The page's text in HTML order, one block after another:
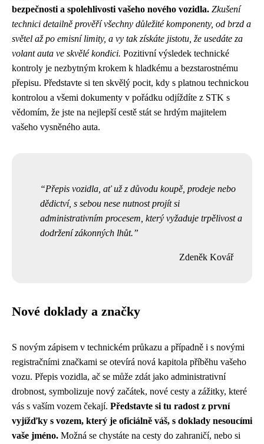
bezpečnosti a spolehlivosti vašeho nového vozidla. Zkušení
technici detailně prověří všechny důležité komponenty, od brzd a
světel až po emisní limity, a vy tak získáte jistotu, že usedáte za
volant auta ve skvělé kondici. Pozitivní výsledek technické
kontroly je nezbytným krokem k hladkému a bezstarostnému
přepisu. Představte si ten skvělý pocit, kdy s platnou technickou
kontrolou a všemi dokumenty v pořádku odjíždíte z STK s
vědomím, že jste na nejlepší cestě stát se hrdým majitelem
vašeho vysněného auta.
Přepis vozidla, ať už z důvodu koupě, prodeje nebo
dědictví, s sebou nese nutnost projít si
administrativním procesem, který vyžaduje trpělivost a
dodržení zákonných lhůt.
Zdeněk Kovář
Nové doklady a značky
S novým zápisem v technickém průkazu a případně i s novými
registračními značkami se otevírá nová kapitola příběhu vašeho
vozu. Přepis vozidla, ač se může zdát jako administrativní
drobnost, symbolizuje nový začátek, nové cesty a zážitky, které
vás s vaším vozem čekají. Představte si tu radost z první
vyjížďky s vozem, který je oficiálně váš, s doklady nesoucími
vaše jméno. Možná se chystáte na cesty do zahraničí, nebo si